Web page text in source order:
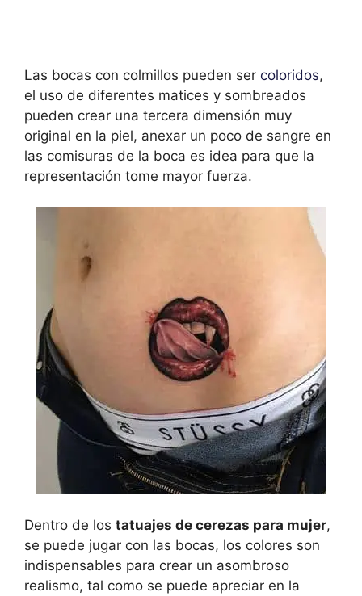
Las bocas con colmillos pueden ser coloridos,
el uso de diferentes matices y sombreados
pueden crear una tercera dimensión muy
original en la piel, anexar un poco de sangre en
las comisuras de la boca es idea para que la
representación tome mayor fuerza.
Dentro de los tatuajes de cerezas para mujer,
se puede jugar con las bocas, los colores son
indispensables para crear un asombroso
realismo, tal como se puede apreciar en la